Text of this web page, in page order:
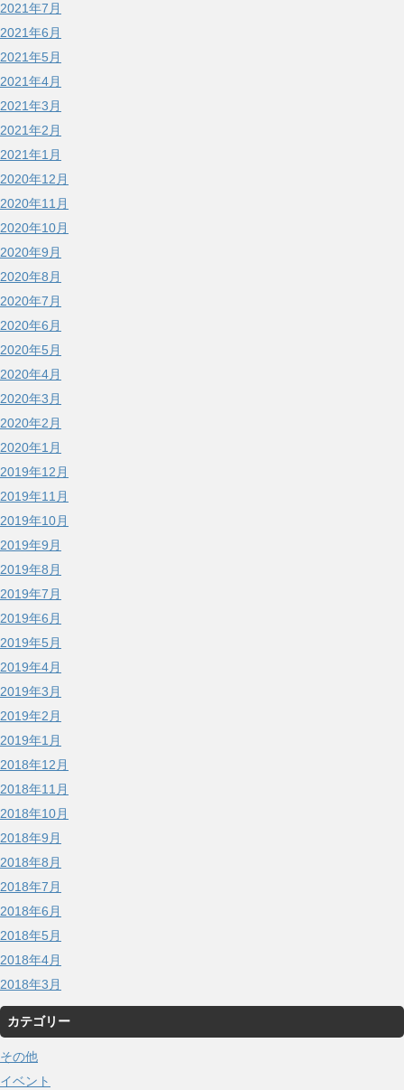
2021年7月
2021年6月
2021年5月
2021年4月
2021年3月
2021年2月
2021年1月
2020年12月
2020年11月
2020年10月
2020年9月
2020年8月
2020年7月
2020年6月
2020年5月
2020年4月
2020年3月
2020年2月
2020年1月
2019年12月
2019年11月
2019年10月
2019年9月
2019年8月
2019年7月
2019年6月
2019年5月
2019年4月
2019年3月
2019年2月
2019年1月
2018年12月
2018年11月
2018年10月
2018年9月
2018年8月
2018年7月
2018年6月
2018年5月
2018年4月
2018年3月
カテゴリー
その他
イベント